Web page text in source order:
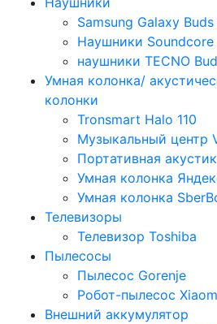
Samsung Galaxy Buds
Наушники Soundcore
наушники TECNO
Умная колонка/
колонки
Tronsmart Halo 110
Музыкальный центр
Портативная
Умная колонка
Умная колонка
Телевизоры
Телевизор Toshiba
Пылесосы
Пылесос Gorenje
Робот-пылесос
Внешний аккумулятор